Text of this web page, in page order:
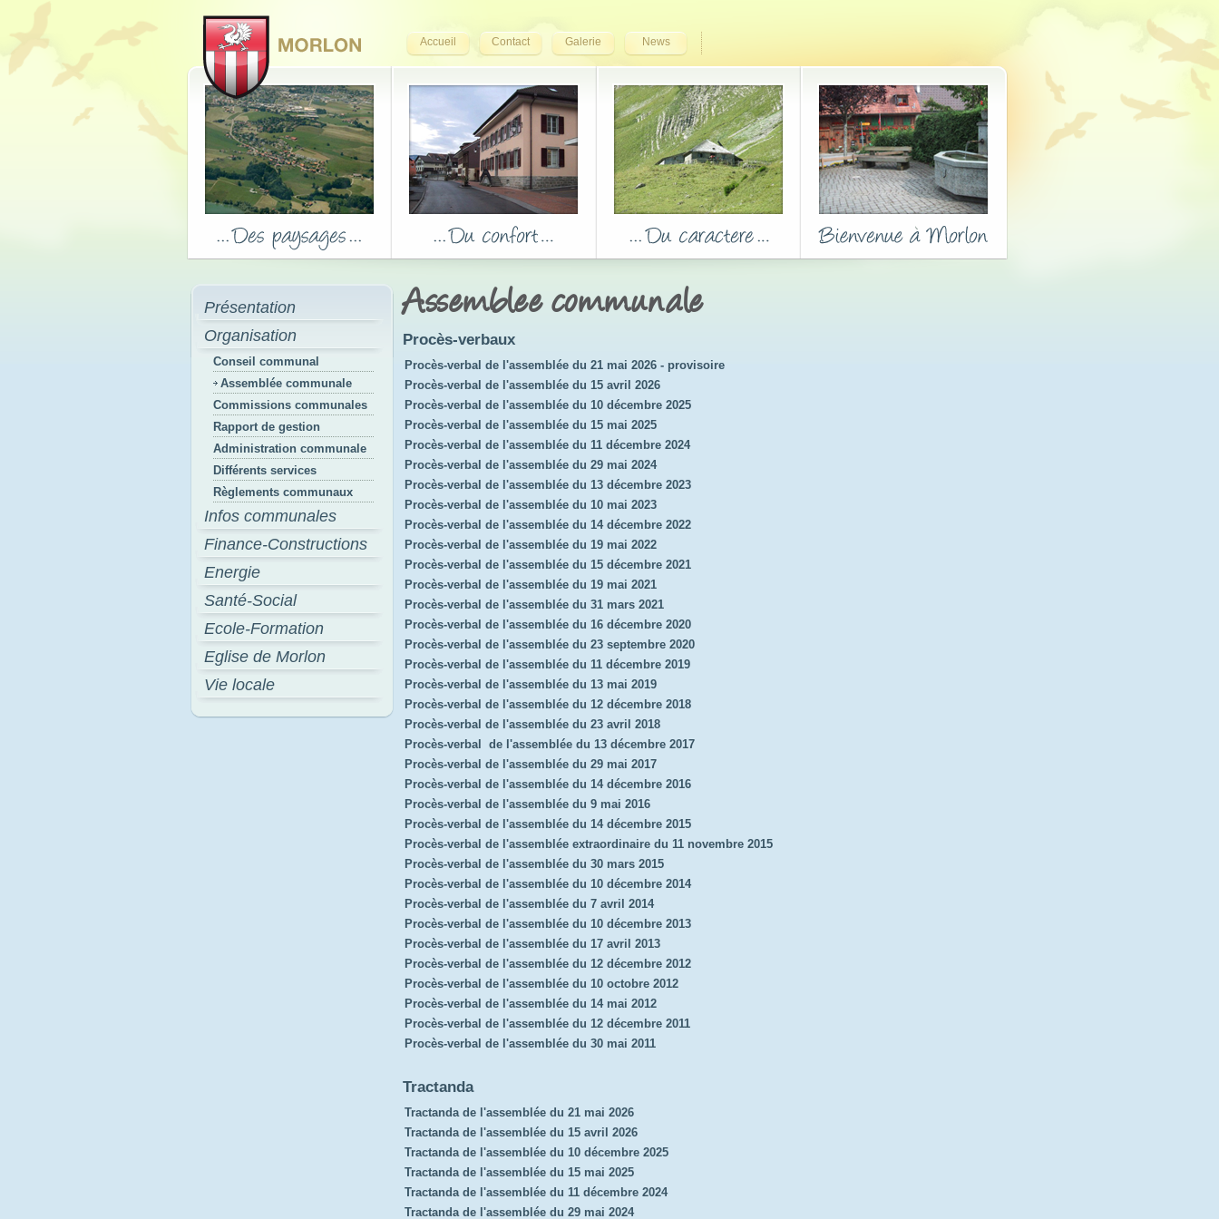
Accueil Contact Galerie News
Présentation
Organisation
Conseil communal
Assemblée communale
Commissions communales
Rapport de gestion
Administration communale
Différents services
Règlements communaux
Infos communales
Finance-Constructions
Energie
Santé-Social
Ecole-Formation
Eglise de Morlon
Vie locale
Assemblee communale
Procès-verbaux
Procès-verbal de l'assemblée du 21 mai 2026 - provisoire
Procès-verbal de l'assemblée du 15 avril 2026
Procès-verbal de l'assemblée du 10 décembre 2025
Procès-verbal de l'assemblée du 15 mai 2025
Procès-verbal de l'assemblée du 11 décembre 2024
Procès-verbal de l'assemblée du 29 mai 2024
Procès-verbal de l'assemblée du 13 décembre 2023
Procès-verbal de l'assemblée du 10 mai 2023
Procès-verbal de l'assemblée du 14 décembre 2022
Procès-verbal de l'assemblée du 19 mai 2022
Procès-verbal de l'assemblée du 15 décembre 2021
Procès-verbal de l'assemblée du 19 mai 2021
Procès-verbal de l'assemblée du 31 mars 2021
Procès-verbal de l'assemblée du 16 décembre 2020
Procès-verbal de l'assemblée du 23 septembre 2020
Procès-verbal de l'assemblée du 11 décembre 2019
Procès-verbal de l'assemblée du 13 mai 2019
Procès-verbal de l'assemblée du 12 décembre 2018
Procès-verbal de l'assemblée du 23 avril 2018
Procès-verbal de l'assemblée du 13 décembre 2017
Procès-verbal de l'assemblée du 29 mai 2017
Procès-verbal de l'assemblée du 14 décembre 2016
Procès-verbal de l'assemblée du 9 mai 2016
Procès-verbal de l'assemblée du 14 décembre 2015
Procès-verbal de l'assemblée extraordinaire du 11 novembre 2015
Procès-verbal de l'assemblée du 30 mars 2015
Procès-verbal de l'assemblée du 10 décembre 2014
Procès-verbal de l'assemblée du 7 avril 2014
Procès-verbal de l'assemblée du 10 décembre 2013
Procès-verbal de l'assemblée du 17 avril 2013
Procès-verbal de l'assemblée du 12 décembre 2012
Procès-verbal de l'assemblée du 10 octobre 2012
Procès-verbal de l'assemblée du 14 mai 2012
Procès-verbal de l'assemblée du 12 décembre 2011
Procès-verbal de l'assemblée du 30 mai 2011
Tractanda
Tractanda de l'assemblée du 21 mai 2026
Tractanda de l'assemblée du 15 avril 2026
Tractanda de l'assemblée du 10 décembre 2025
Tractanda de l'assemblée du 15 mai 2025
Tractanda de l'assemblée du 11 décembre 2024
Tractanda de l'assemblée du 29 mai 2024